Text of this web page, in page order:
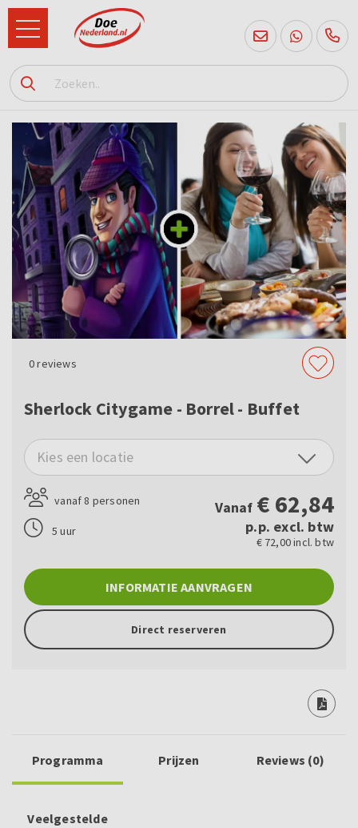
085
760
2556
0reviews
Sherlock Citygame - Borrel - Buffet
Kies een locatie
vanaf 8 personen
5 uur
Vanaf € 62,84
p.p. excl. btw
€ 72,00 incl. btw
INFORMATIE AANVRAGEN
Direct reserveren
Programma Prijzen Reviews (0)
Veelgestelde